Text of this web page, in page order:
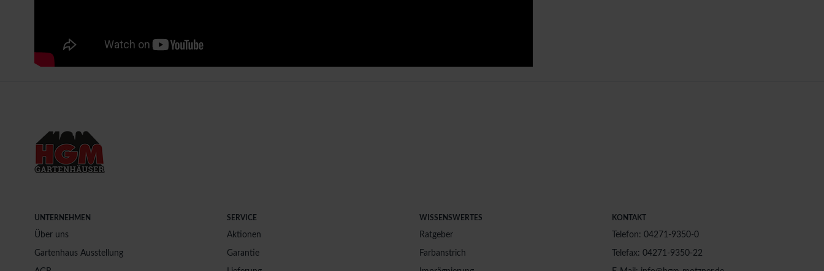
UNTERNEHMEN
Über uns
Gartenhaus Ausstellung
SERVICE
Aktionen
Garantie
WISSENSWERTES
Ratgeber
Farbanstrich
KONTAKT
Telefon: 04271-9350-0
Telefax: 04271-9350-22